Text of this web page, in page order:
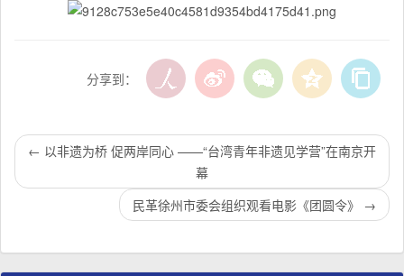
分享到：
← 以非遗为桥 促两岸同心 ——“台湾青年非遗见学营”在南京开
幕
民革徐州市委会组织观看电影《团圆令》 →